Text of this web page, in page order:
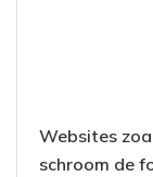
Websites
schroom de